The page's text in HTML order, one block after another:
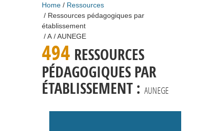
Home
Ressources
Ressources pédagogiques par
établissement
A
AUNEGE
494 RESSOURCES
PÉDAGOGIQUES PAR
ÉTABLISSEMENT : AUNEGE